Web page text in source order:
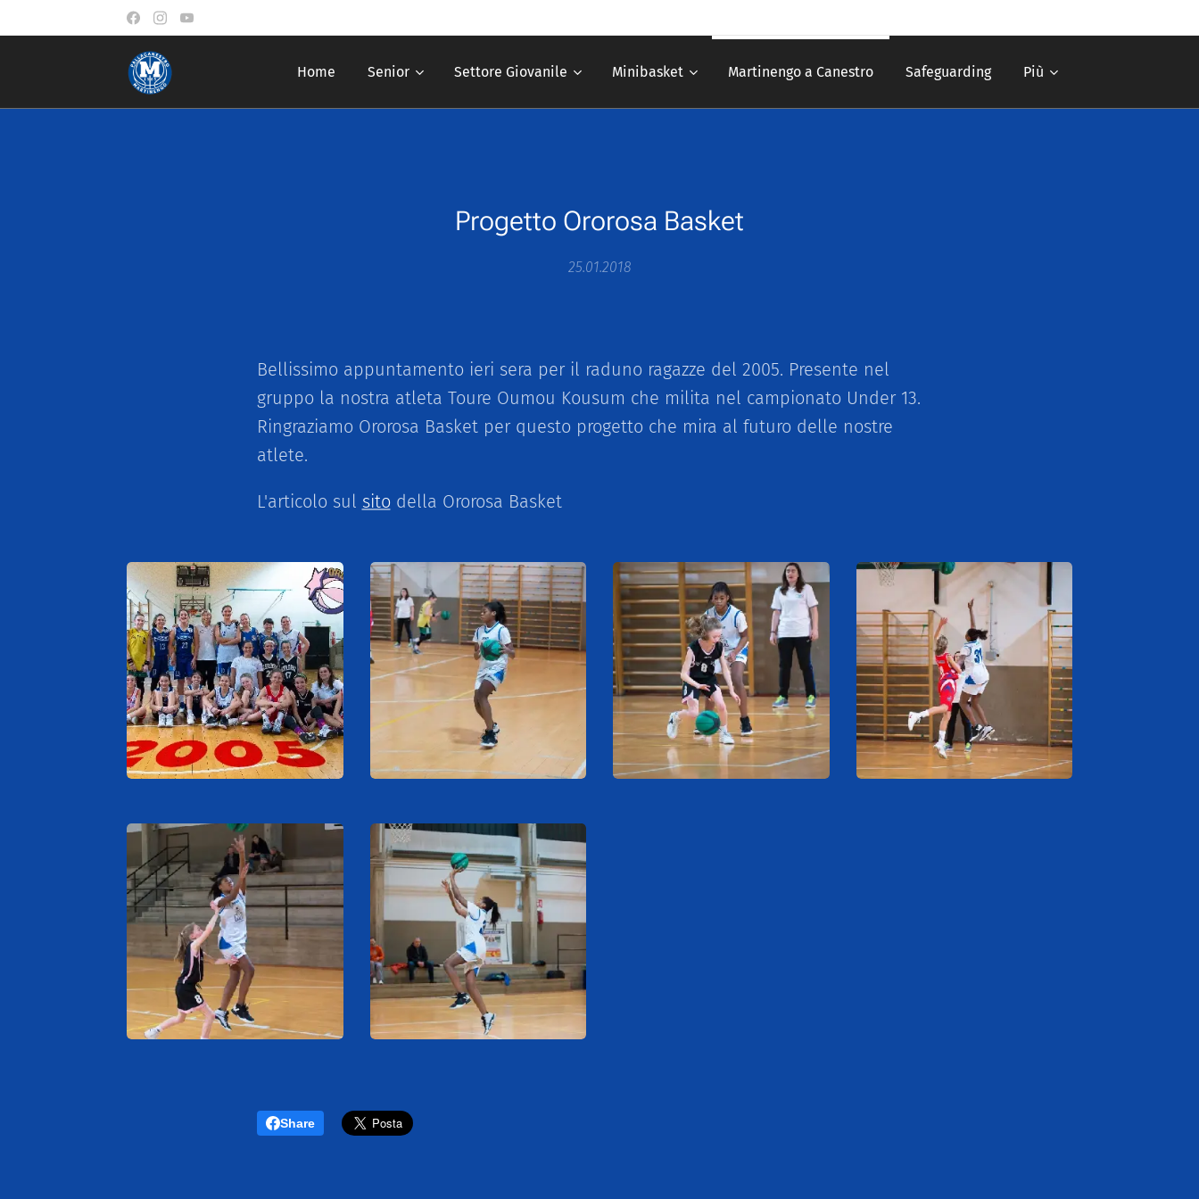
Home Senior Settore Giovanile Minibasket Martinengo a Canestro Safeguarding Più
Progetto Ororosa Basket
25.01.2018
Bellissimo appuntamento ieri sera per il raduno ragazze del 2005. Presente nel
gruppo la nostra atleta Toure Oumou Kousum che milita nel campionato Under 13.
Ringraziamo Ororosa Basket per questo progetto che mira al futuro delle nostre
atlete.
L'articolo sul sitodella Ororosa Basket
Share